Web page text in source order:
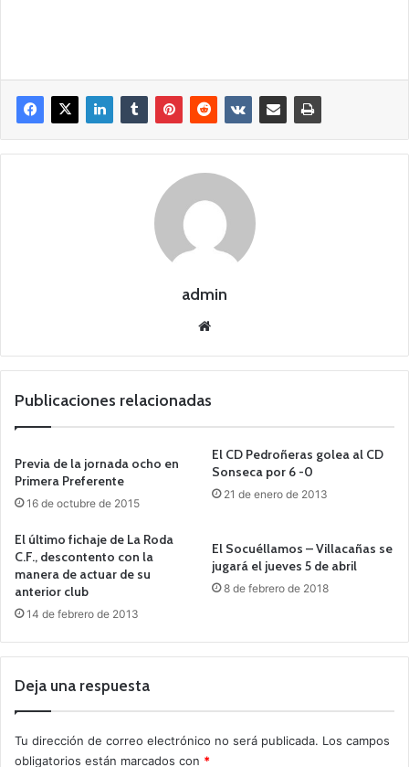
admin
we
Publicaciones relacionadas
Previa de la jornada ocho en
Primera Preferente
16 de octubre de 2015
El CD Pedroñeras golea al CD
Sonseca por 6 -0
21 de enero de 2013
El último fichaje de La Roda
C.F., descontento con la
manera de actuar de su
anterior club
14 de febrero de 2013
El Socuéllamos – Villacañas se
jugará el jueves 5 de abril
8 de febrero de 2018
Deja una respuesta
Tu dirección de correo electrónico no será publicada. Los campos
obligatorios están marcados con *